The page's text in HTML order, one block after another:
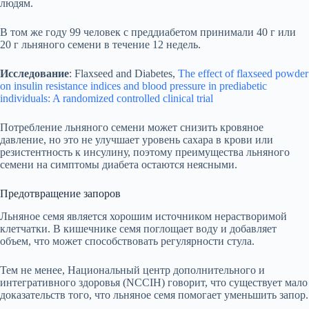
людям.
В том же году 99 человек с преддиабетом принимали 40 г или
20 г льняного семени в течение 12 недель.
Исследование: Flaxseed and Diabetes, The effect of flaxseed powder
on insulin resistance indices and blood pressure in prediabetic
individuals: A randomized controlled clinical trial
Потребление льняного семени может снизить кровяное
давление, но это не улучшает уровень сахара в крови или
резистентность к инсулину, поэтому преимущества льняного
семени на симптомы диабета остаются неясными.
Предотвращение запоров
Льняное семя является хорошим источником нерастворимой
клетчатки. В кишечнике семя поглощает воду и добавляет
объем, что может способствовать регулярности стула.
Тем не менее, Национальный центр дополнительного и
интегративного здоровья (NCCIH) говорит, что существует мало
доказательств того, что льняное семя помогает уменьшить запор.